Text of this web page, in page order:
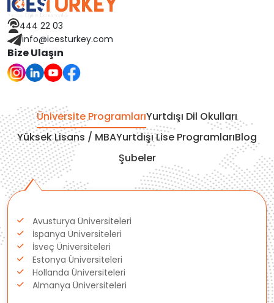
Avusturya
Finlandiya
Çekya
İrlanda
İsviçre
Polonya
Fransa
Litvanya
Letonya
444 22 03
info@icesturkey.com
Bize Ulaşın
Üniversite ProgramlarıYurtdışı Dil Okulları
Yüksek Lisans / MBAYurtdışı Lise ProgramlarıBlog
Şubeler
Avusturya Üniversiteleri
İspanya Üniversiteleri
İsveç Üniversiteleri
Estonya Üniversiteleri
Hollanda Üniversiteleri
Almanya Üniversiteleri